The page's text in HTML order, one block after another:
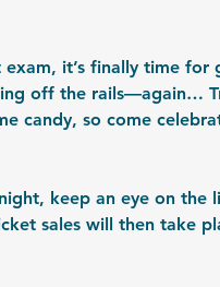
it’s finally time for
off the rails—again…
candy, so come
keep an eye on
sales will then take